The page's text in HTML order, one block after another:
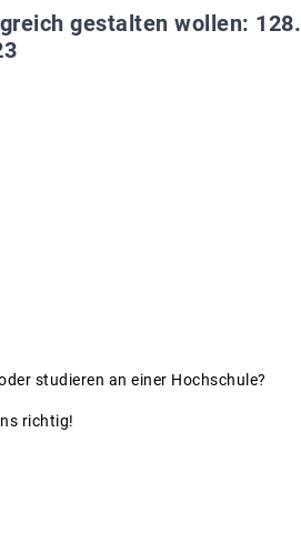
gestalten wollen: 128.
studieren an einer Hochschule?
richtig!